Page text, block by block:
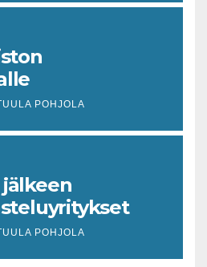
4,4
virusuhkien
POHJOLA
POHJOLA